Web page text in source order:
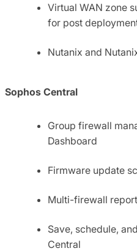
Virtual WAN zone
for post
Nutanix and
Sophos Central
Group firewall
Dashboard
Firmware update
Multi-firewall
Save, schedule,
Central